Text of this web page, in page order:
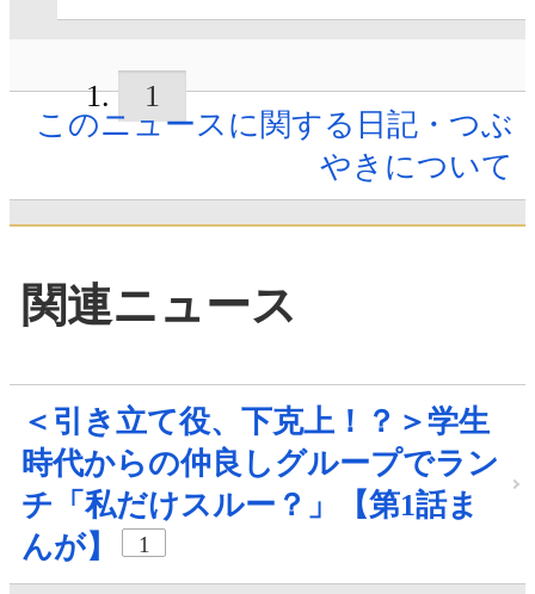
1
このニュースに関する日記・つぶ
やきについて
関連ニュース
＜引き立て役、下克上！？＞学生
時代からの仲良しグループでラン
チ「私だけスルー？」【第1話ま
んが】
1